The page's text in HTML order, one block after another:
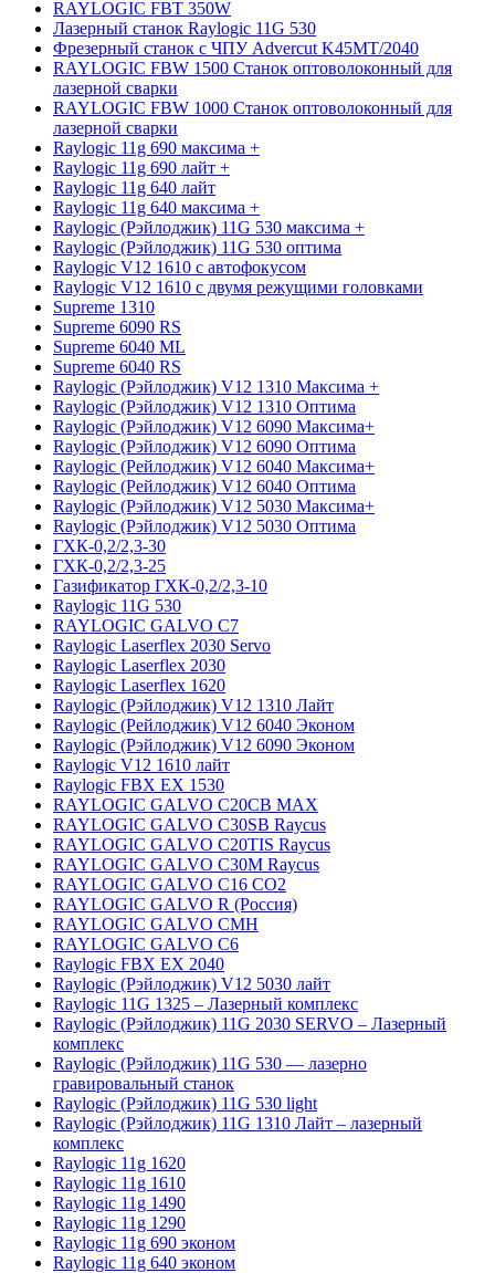
RAYLOGIC FBT 350W
Лазерный станок Raylogic 11G 530
Фрезерный станок с ЧПУ Advercut K45MT/2040
RAYLOGIC FBW 1500 Станок оптоволоконный для
лазерной сварки
RAYLOGIC FBW 1000 Станок оптоволоконный для
лазерной сварки
Raylogic 11g 690 максима +
Raylogic 11g 690 лайт +
Raylogic 11g 640 лайт
Raylogic 11g 640 максима +
Raylogic (Рэйлоджик) 11G 530 максима +
Raylogic (Рэйлоджик) 11G 530 оптима
Raylogic V12 1610 с автофокусом
Raylogic V12 1610 с двумя режущими головками
Supreme 1310
Supreme 6090 RS
Supreme 6040 ML
Supreme 6040 RS
Raylogic (Рэйлоджик) V12 1310 Максима +
Raylogic (Рэйлоджик) V12 1310 Оптима
Raylogic (Рэйлоджик) V12 6090 Максима+
Raylogic (Рэйлоджик) V12 6090 Оптима
Raylogic (Рейлоджик) V12 6040 Максима+
Raylogic (Рейлоджик) V12 6040 Оптима
Raylogic (Рэйлоджик) V12 5030 Максима+
Raylogic (Рэйлоджик) V12 5030 Оптима
ГХК-0,2/2,3-30
ГХК-0,2/2,3-25
Газификатор ГХК-0,2/2,3-10
Raylogic 11G 530
RAYLOGIC GALVO С7
Raylogic Laserflex 2030 Servo
Raylogic Laserflex 2030
Raylogic Laserflex 1620
Raylogic (Рэйлоджик) V12 1310 Лайт
Raylogic (Рейлоджик) V12 6040 Эконом
Raylogic (Рэйлоджик) V12 6090 Эконом
Raylogic V12 1610 лайт
Raylogic FBX EX 1530
RAYLOGIC GALVO С20CB MAX
RAYLOGIC GALVO С30SB Raycus
RAYLOGIC GALVO C20TIS Raycus
RAYLOGIC GALVO С30M Raycus
RAYLOGIC GALVO С16 CO2
RAYLOGIC GALVO R (Россия)
RAYLOGIC GALVO CMH
RAYLOGIC GALVO С6
Raylogic FBX EX 2040
Raylogic (Рэйлоджик) V12 5030 лайт
Raylogic 11G 1325 – Лазерный комплекс
Raylogic (Рэйлоджик) 11G 2030 SERVO – Лазерный
комплекс
Raylogic (Рэйлоджик) 11G 530 — лазерно
гравировальный станок
Raylogic (Рэйлоджик) 11G 530 light
Raylogic (Рэйлоджик) 11G 1310 Лайт – лазерный
комплекс
Raylogic 11g 1620
Raylogic 11g 1610
Raylogic 11g 1490
Raylogic 11g 1290
Raylogic 11g 690 эконом
Raylogic 11g 640 эконом